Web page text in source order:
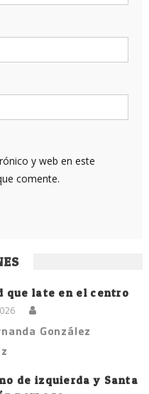
y web en este
comente.
que late en el centro
González
de izquierda y Santa